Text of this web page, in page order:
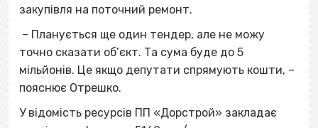
закупівля на поточний ремонт.
– Планується ще один тендер, але не можу
точно сказати об’єкт. Та сума буде до 5
мільйонів. Це якщо депутати спрямують кошти, –
пояснює Отрешко.
У відомість ресурсів ПП «Дорстрой» закладає